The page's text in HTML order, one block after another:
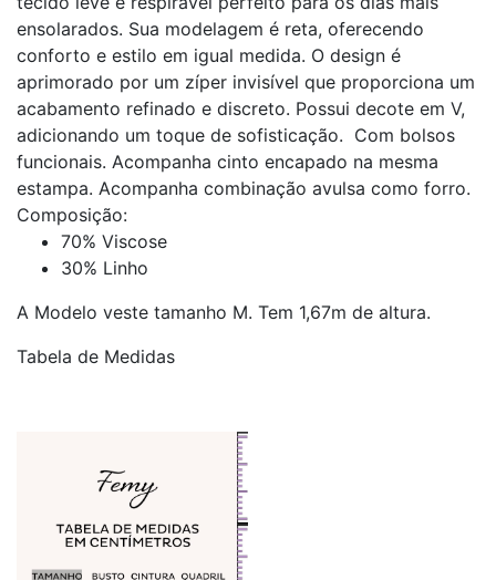
ensolarados. Sua modelagem é reta, oferecendo
conforto e estilo em igual medida. O design é
aprimorado por um zíper invisível que proporciona um
acabamento refinado e discreto. Possui decote em V,
adicionando um toque de sofisticação. Com bolsos
funcionais. Acompanha cinto encapado na mesma
estampa. Acompanha combinação avulsa como forro.
Composição:
70% Viscose
30% Linho
A Modelo veste tamanho M. Tem 1,67m de altura.
Tabela de Medidas